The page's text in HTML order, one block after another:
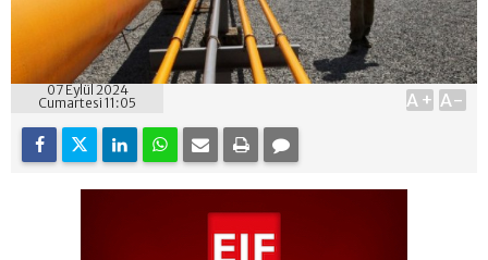
07 Eylül 2024
Cumartesi 11:05
A+ A-